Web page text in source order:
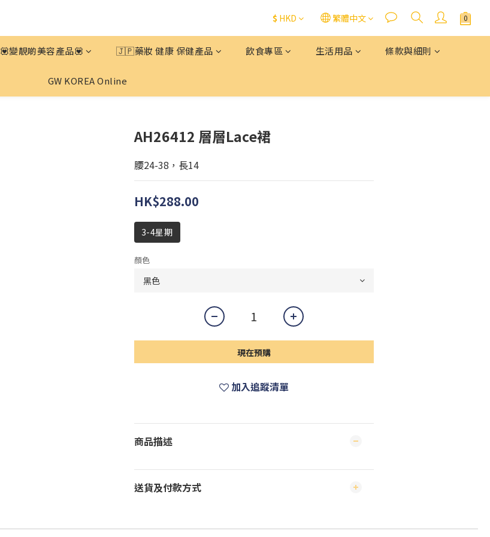
$ HKD 繁體中文
💟變靚啲美容產品💟 🇯🇵藥妝 健康 保健產品 飲食專區 生活用品 條款與細則
GW KOREA Online
AH26412 層層Lace裙
腰24-38，長14
HK$288.00
3-4星期
顏色
現在預購
加入追蹤清單
商品描述
送貨及付款方式